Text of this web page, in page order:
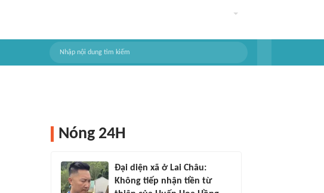
Nóng 24H
Đại diện xã ở Lai Châu:
Không tiếp nhận tiền từ